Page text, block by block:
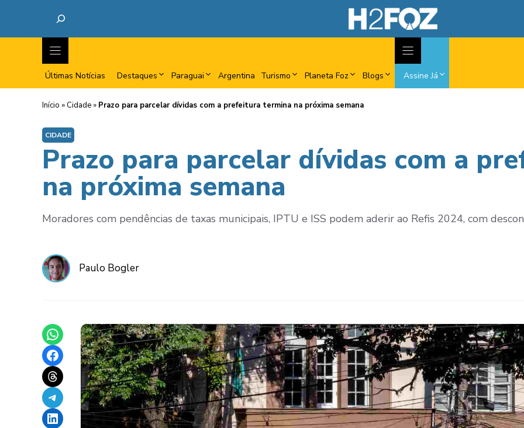
Últimas Notícias Destaques Paraguai Argentina Turismo Planeta Foz Blogs Assine Já
Início » Cidade » Prazo para parcelar dívidas com a prefeitura termina na próxima semana
CIDADE
Prazo para parcelar dívidas com a
na próxima semana
Moradores com pendências de taxas municipais, IPTU e ISS podem aderir ao Refis 2024, com
Paulo Bogler
Share on WhatsApp
Share on Facebook
Share on Threads
Share on Telegram
Share on LinkedIn